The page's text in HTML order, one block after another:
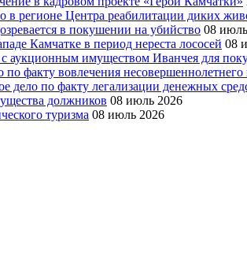
в регионе Центра реабилитации диких
в покушении на убийство 08
Камчатке в период нереста лососей 08
с аукционным имуществом Иванчея для
факту вовлечения
дело по факту легализации денежных
должников 08 июль 2026
туризма 08 июль 2026